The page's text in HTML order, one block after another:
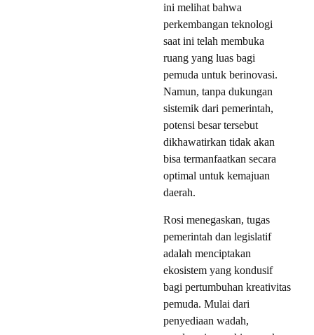
ini melihat bahwa
perkembangan teknologi
saat ini telah membuka
ruang yang luas bagi
pemuda untuk berinovasi.
Namun, tanpa dukungan
sistemik dari pemerintah,
potensi besar tersebut
dikhawatirkan tidak akan
bisa termanfaatkan secara
optimal untuk kemajuan
daerah.
Rosi menegaskan, tugas
pemerintah dan legislatif
adalah menciptakan
ekosistem yang kondusif
bagi pertumbuhan kreativitas
pemuda. Mulai dari
penyediaan wadah,